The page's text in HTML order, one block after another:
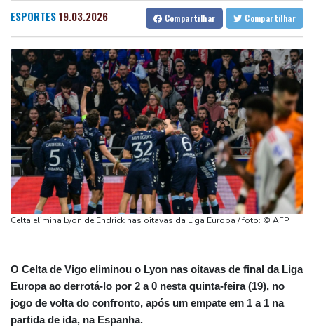
Fortaleza
27 °C Goiânia
32 °C
Lisbon
25 °C Rio de Janeiro
29 °C
São Paulo
22 °C Salvador
26 °C
Brasília
29 °C
em aeroporto alemão
De la Espriella: um milionário pró-Trump na Presidência da
Colômbia
Vasco anuncia contratação do atacante argentino Facundo
Colidio
Ex-advogado de Trump pronto para ser confirmado como
procurador-geral dos EUA
Espanha lança ultimato à Itália para que levante controles
fronteiriços
Obras do salão de baile de Trump são bloqueadas em recurso
ESPORTES19.03.2026 Compartilhar Compartilhar
Celta elimina Lyon de Endrick nas oitavas da Liga Europa / foto: © AFP
O Celta de Vigo eliminou o Lyon nas oitavas de final da Liga
Europa ao derrotá-lo por 2 a 0 nesta quinta-feira (19), no
jogo de volta do confronto, após um empate em 1 a 1 na
partida de ida, na Espanha.